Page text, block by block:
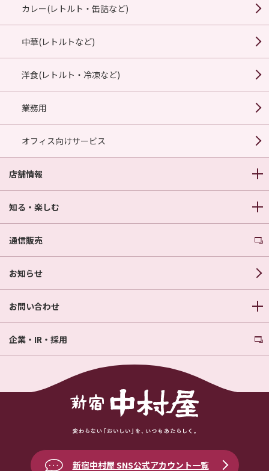
カレー(レトルト・缶詰など)
中華(レトルトなど)
洋食(レトルト・冷凍など)
業務用
オフィス向けサービス
店舗情報
知る・楽しむ
通信販売
お知らせ
お問い合わせ
企業・IR・採用
新宿中村屋 SNS公式アカウント一覧